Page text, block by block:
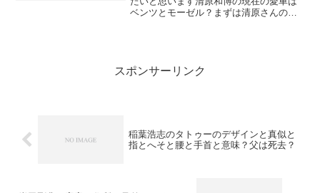
ベンツとモーゼル？まずは清原さんの愛
スポンサーリンク
稲葉浩志のタトゥーのデザインと真似と
指とへそと腰と手首と意味？父は死去？